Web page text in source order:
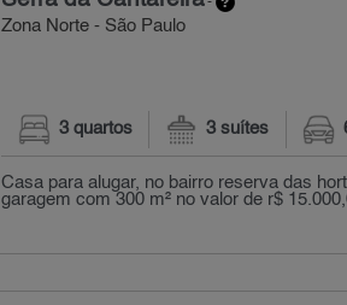
Zona Norte - São Paulo
3 quartos 3 suítes
Casa para alugar, no bairro reserva das
garagem com 300 m² no valor de r$